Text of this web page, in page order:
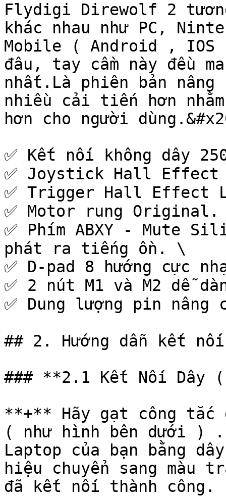
Flydigi Direwolf 2
khác nhau như PC,
Mobile ( Android , IOS
đâu, tay cầm này đều
nhất.Là phiên bản
nhiều cải tiến hơn
hơn cho người
✅ Kết nối không dây
✅ Joystick Hall
✅ Trigger Hall Effect
✅ Motor rung
✅ Phím ABXY - Mute
phát ra tiếng ồn. \
✅ D-pad 8 hướng cực
✅ 2 nút M1 và M2 dễ
✅ Dung lượng pin nâng
## 2. Hướng dẫn kết
### **2.1 Kết Nối Dây
**+** Hãy gạt công tắc
( như hình bên dưới )
Laptop của bạn bằng
hiệu chuyển sang màu
đã kết nối thành công.